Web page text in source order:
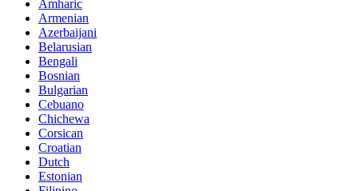
Amharic
Armenian
Azerbaijani
Belarusian
Bengali
Bosnian
Bulgarian
Cebuano
Chichewa
Corsican
Croatian
Dutch
Estonian